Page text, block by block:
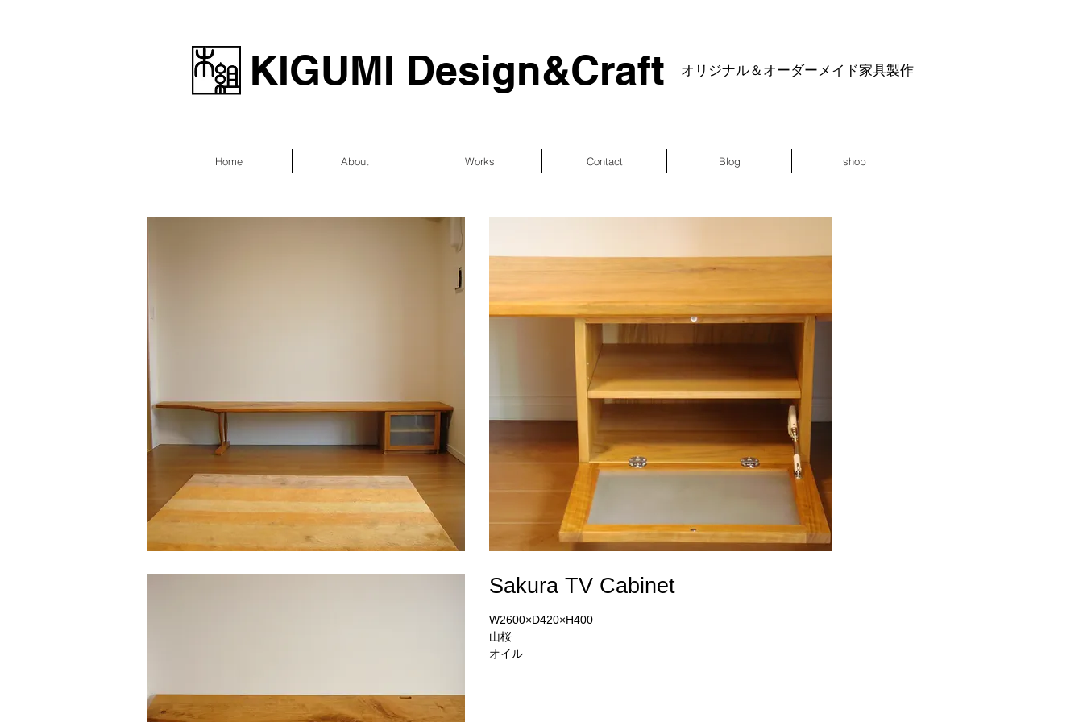
KIGUMI Design&Craft ​オリジナル＆オーダーメイド家具製作
Home About Works Contact Blog shop
Sakura TV Cabinet
W2600×D420×H400
山桜
オイル